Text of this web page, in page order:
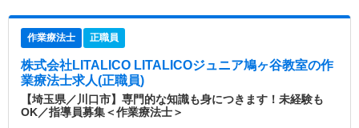
作業療法士 正職員
株式会社LITALICO LITALICOジュニア鳩ヶ谷教室の作
業療法士求人(正職員)
【埼玉県／川口市】専門的な知識も身につきます！未経験も
OK／指導員募集＜作業療法士＞